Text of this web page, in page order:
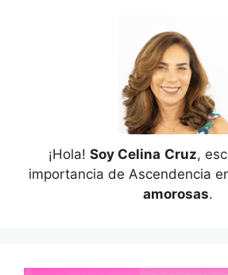
¡Hola! Soy Celina Cruz,
importancia de Ascendencia
amorosas.